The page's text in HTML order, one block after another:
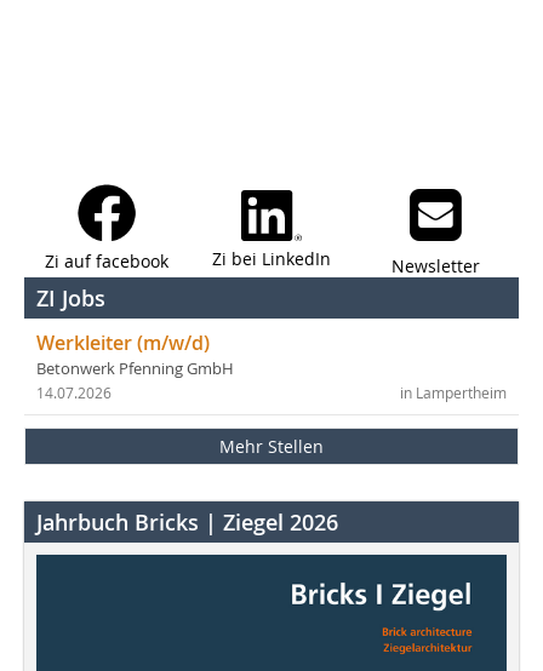
Zi auf facebook Zi bei LinkedIn Newsletter
ZI Jobs
Werkleiter (m/w/d)
Betonwerk Pfenning GmbH
in Lampertheim
14.07.2026
Mehr Stellen
Jahrbuch Bricks | Ziegel 2026